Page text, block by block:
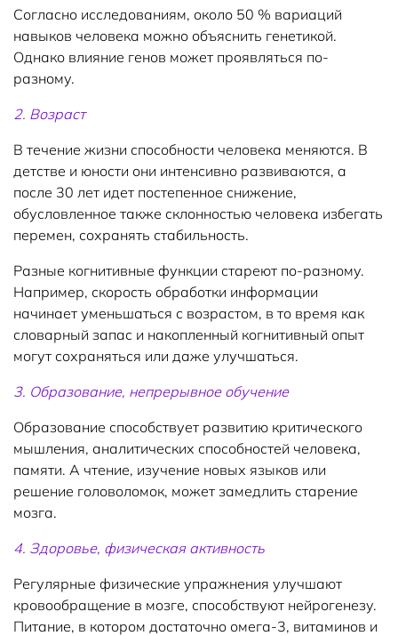
Согласно исследованиям, около 50 % вариаций
навыков человека можно объяснить генетикой.
Однако влияние генов может проявляться по-
разному.
2. Возраст
В течение жизни способности человека меняются. В
детстве и юности они интенсивно развиваются, а
после 30 лет идет постепенное снижение,
обусловленное также склонностью человека избегать
перемен, сохранять стабильность.
Разные когнитивные функции стареют по-разному.
Например, скорость обработки информации
начинает уменьшаться с возрастом, в то время как
словарный запас и накопленный когнитивный опыт
могут сохраняться или даже улучшаться.
3. Образование, непрерывное обучение
Образование способствует развитию критического
мышления, аналитических способностей человека,
памяти. А чтение, изучение новых языков или
решение головоломок, может замедлить старение
мозга.
4. Здоровье, физическая активность
Регулярные физические упражнения улучшают
кровообращение в мозге, способствуют нейрогенезу.
Питание, в котором достаточно омега-3, витаминов и